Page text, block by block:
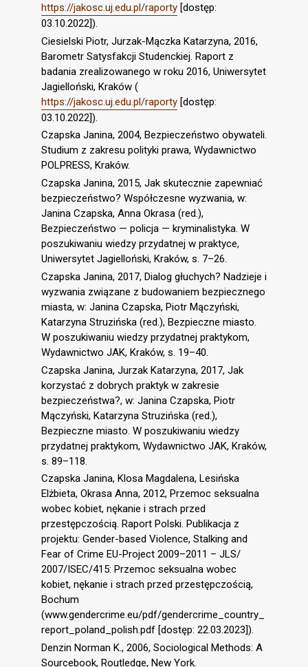
https://jakosc.uj.edu.pl/raporty [dostęp:
03.10.2022]).
Ciesielski Piotr, Jurzak-Mączka Katarzyna, 2016,
Barometr Satysfakcji Studenckiej. Raport z
badania zrealizowanego w roku 2016, Uniwersytet
Jagielloński, Kraków (
https://jakosc.uj.edu.pl/raporty [dostęp:
03.10.2022]).
Czapska Janina, 2004, Bezpieczeństwo obywateli.
Studium z zakresu polityki prawa, Wydawnictwo
POLPRESS, Kraków.
Czapska Janina, 2015, Jak skutecznie zapewniać
bezpieczeństwo? Współczesne wyzwania, w:
Janina Czapska, Anna Okrasa (red.),
Bezpieczeństwo — policja — kryminalistyka. W
poszukiwaniu wiedzy przydatnej w praktyce,
Uniwersytet Jagielloński, Kraków, s. 7–26.
Czapska Janina, 2017, Dialog głuchych? Nadzieje i
wyzwania związane z budowaniem bezpiecznego
miasta, w: Janina Czapska, Piotr Mączyński,
Katarzyna Struzińska (red.), Bezpieczne miasto.
W poszukiwaniu wiedzy przydatnej praktykom,
Wydawnictwo JAK, Kraków, s. 19–40.
Czapska Janina, Jurzak Katarzyna, 2017, Jak
korzystać z dobrych praktyk w zakresie
bezpieczeństwa?, w: Janina Czapska, Piotr
Mączyński, Katarzyna Struzińska (red.),
Bezpieczne miasto. W poszukiwaniu wiedzy
przydatnej praktykom, Wydawnictwo JAK, Kraków,
s. 89–118.
Czapska Janina, Klosa Magdalena, Lesińska
Elżbieta, Okrasa Anna, 2012, Przemoc seksualna
wobec kobiet, nękanie i strach przed
przestępczością. Raport Polski. Publikacja z
projektu: Gender-based Violence, Stalking and
Fear of Crime EU-Project 2009–2011 – JLS/
2007/ISEC/415: Przemoc seksualna wobec
kobiet, nękanie i strach przed przestępczością,
Bochum
(www.gendercrime.eu/pdf/gendercrime_country_
report_poland_polish.pdf [dostęp: 22.03.2023]).
Denzin Norman K., 2006, Sociological Methods: A
Sourcebook, Routledge, New York.